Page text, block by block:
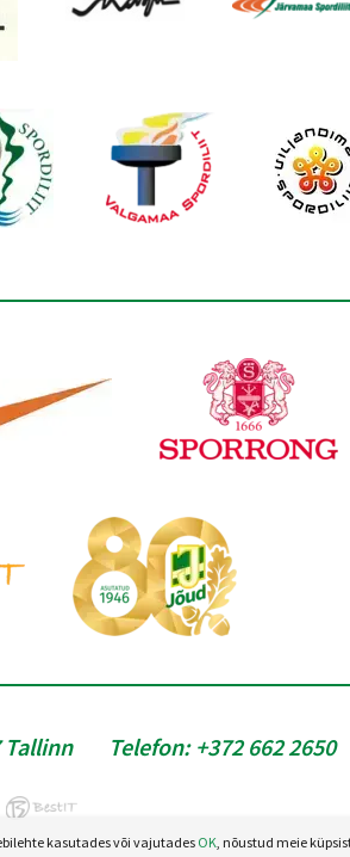
Tallinn Telefon: +372 662 2650
kasutades või vajutades OK, nõustud meie